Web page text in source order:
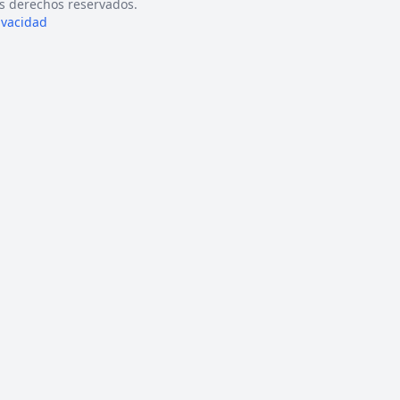
derechos reservados.